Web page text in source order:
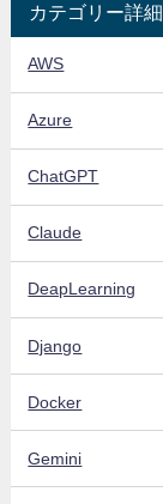
カテゴリー詳細
AWS
Azure
ChatGPT
Claude
DeapLearning
Django
Docker
Gemini